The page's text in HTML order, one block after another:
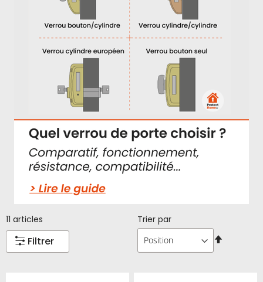
11 articles
Trier par
Filtrer